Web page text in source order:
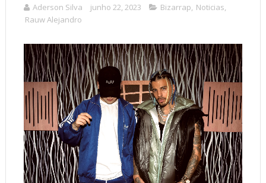
Aderson Silva junho 22, 2023 Bizarrap, Noticias,
Rauw Alejandro